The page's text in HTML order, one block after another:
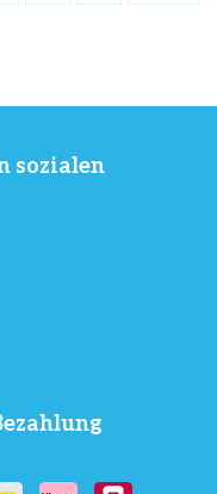
sozialen